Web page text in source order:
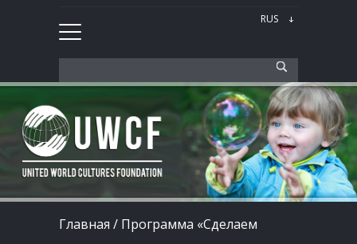
Главная / Программа «Сделаем